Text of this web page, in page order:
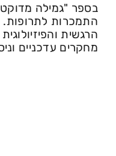
התמכרות לתרופות.
הרגשית
מחקרים עדכניים